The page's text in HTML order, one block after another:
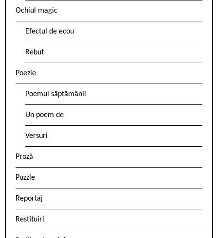
Ochiul magic
Efectul de ecou
Rebut
Poezie
Poemul săptămânii
Un poem de
Versuri
Proză
Puzzle
Reportaj
Restituiri